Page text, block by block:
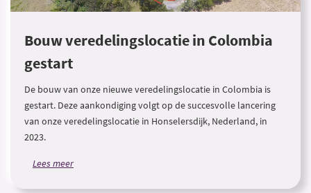
Bouw veredelingslocatie in Colombia
gestart
De bouw van onze nieuwe veredelingslocatie in Colombia is
gestart. Deze aankondiging volgt op de succesvolle lancering
van onze veredelingslocatie in Honselersdijk, Nederland, in
2023.
Lees meer